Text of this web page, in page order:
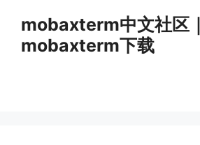
mobaxterm中文社区｜
mobaxterm下载